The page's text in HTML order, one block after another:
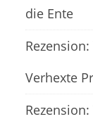
die Ente
Verhexte